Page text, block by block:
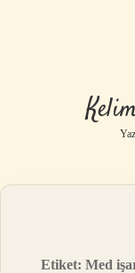
Etiket:Med